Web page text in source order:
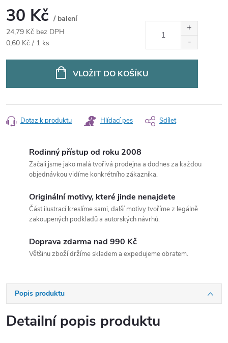
30 Kč / balení
24,79 Kč bez DPH
Měrná
0,60 Kč / 1 ks
VLOŽIT DO KOŠÍKU
Dotaz k produktu Hlídací pes Sdílet
Rodinný přístup od roku 2008
Začali jsme jako malá tvořivá prodejna a dodnes za každou
objednávkou vidíme konkrétního zákazníka.
Originální motivy, které jinde nenajdete
Část ilustrací kreslíme sami, další motivy tvoříme z legálně
zakoupených podkladů a autorských návrhů.
Doprava zdarma nad 990 Kč
Většinu zboží držíme skladem a expedujeme obratem.
Popis produktu
Detailní popis produktu